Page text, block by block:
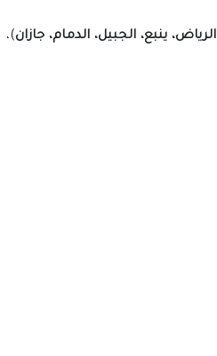
الرياض، ينبع، الجبيل، الدمام، جازان)،